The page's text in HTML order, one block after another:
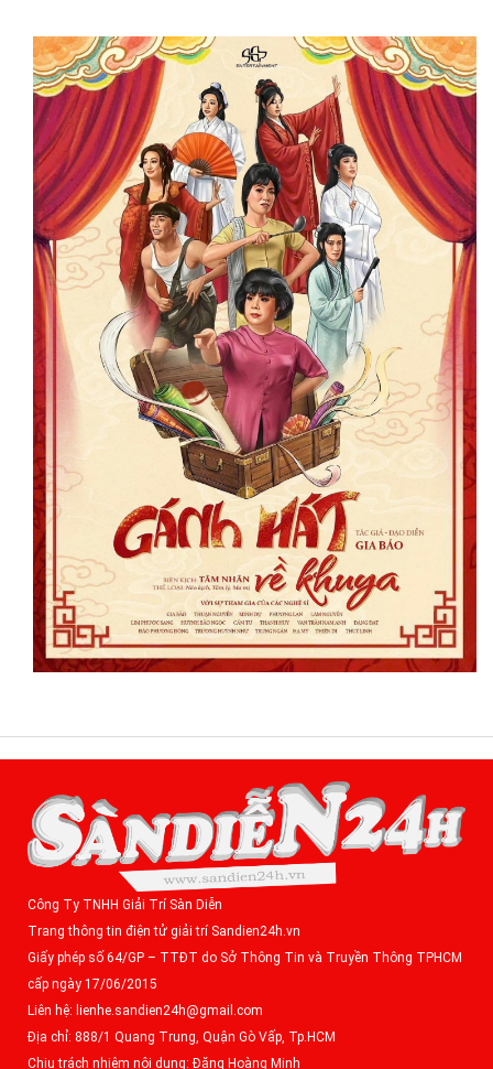
Công Ty TNHH Giải Trí Sàn Diễn
Trang thông tin điện tử giải trí Sandien24h.vn
Giấy phép số 64/GP – TTĐT do Sở Thông Tin và Truyền Thông TPHCM
cấp ngày 17/06/2015
Liên hệ: lienhe.sandien24h@gmail.com
Địa chỉ: 888/1 Quang Trung, Quận Gò Vấp, Tp.HCM
Chịu trách nhiệm nội dung: Đặng Hoàng Minh